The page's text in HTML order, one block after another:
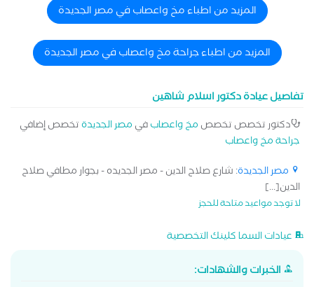
والخمور أورام الغدة النخامية اضطرابات الغدة النخامية الارتجاج
الاطفال ذوي الاحتياجات الخاصة الانزلاق الغضروفى القطني الانزلاق
الغضروفي العنقي التشنجات ونوبات الصرع للاطفال التصلب المتعدد
الجلطات الدماغية الشلل بأنواعه الصداع والام العصب الخامس الصرع
الأطفال ضعف الحركة علاج الاطفال المصابين بالشلل الدماغي علاج
التشنجات العصبية عند الأطفال علاج حالات الحركات اللارادية علاج
حالات الشلل الدماغي علاج حالات تأخر المشي علاج حالات ضمور
العضلات و التهابات الاعصاب لدى الاطفال علاج حالات فرط الحركة
المزيد من اطباء مخ واعصاب في مصر الجديدة
المزيد من اطباء جراحة مخ واعصاب في مصر الجديدة
تفاصيل عيادة دكتور اسلام شاهين
دكتور تخصص تخصص مخ واعصابفي مصر الجديدة تخصص إضافي
جراحة مخ واعصاب
مصر الجديدة: شارع صلاح الدين - مصر الجديده - بجوار مطافي صلاح
الدين[...]
لا توجد مواعيد متاحة للحجز
عيادات السما كلينك التخصصية
الخبرات والشهادات: